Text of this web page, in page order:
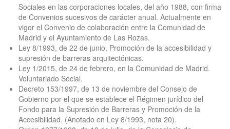
Sociales en las corporaciones locales, del año 1988, con firma
de Convenios sucesivos de carácter anual. Actualmente en
vigor el Convenio de colaboración entre la Comunidad de
Madrid y el Ayuntamiento de Las Rozas.
Ley 8/1993, de 22 de junio. Promoción de la accesibilidad y
supresión de barreras arquitectónicas.
Ley 1/2015, de 24 de febrero, en la Comunidad de Madrid.
Voluntariado Social.
Decreto 153/1997, de 13 de noviembre del Consejo de
Gobierno por el que se establece el Régimen jurídico del
Fondo para la Supresión de Barreras y Promoción de la
Accesibilidad. (Anotado en Ley 8/1993, nota 20).